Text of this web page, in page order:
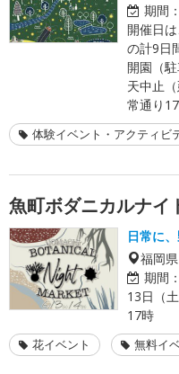
期間：
開催日
の計9日
開園（
天中止
常通り
体験イベント・アクティビ
魚町ボダニカルナイ
日常に、
福岡
期間：
13日（
17時
花イベント 無料イ